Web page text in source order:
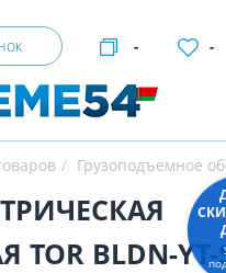
- -
Грузоподъемное
BLDN-YT-